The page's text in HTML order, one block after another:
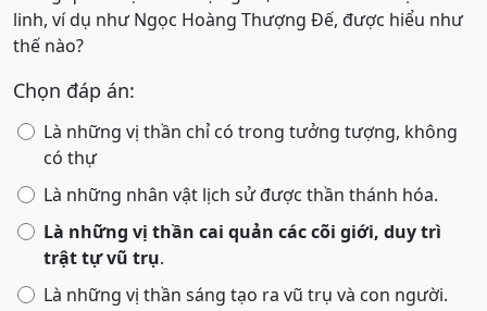
linh, ví dụ như Ngọc Hoàng Thượng Đế, được hiểu như
thế nào?
Chọn đáp án:
Là những vị thần chỉ có trong tưởng tượng, không
có thự
Là những nhân vật lịch sử được thần thánh hóa.
Là những vị thần cai quản các cõi giới, duy trì
trật tự vũ trụ.
Là những vị thần sáng tạo ra vũ trụ và con người.